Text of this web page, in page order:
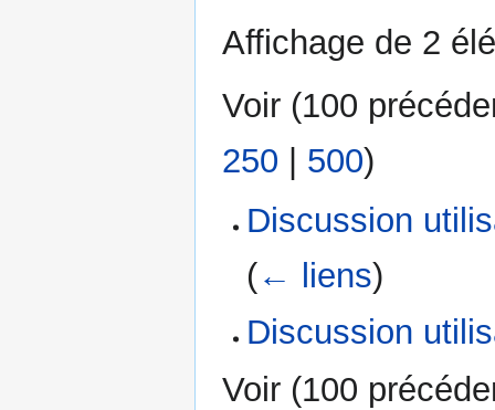
Affichage de 2
Voir (100
250 | 500)
Discussion
(← liens)
Discussion
Voir (100